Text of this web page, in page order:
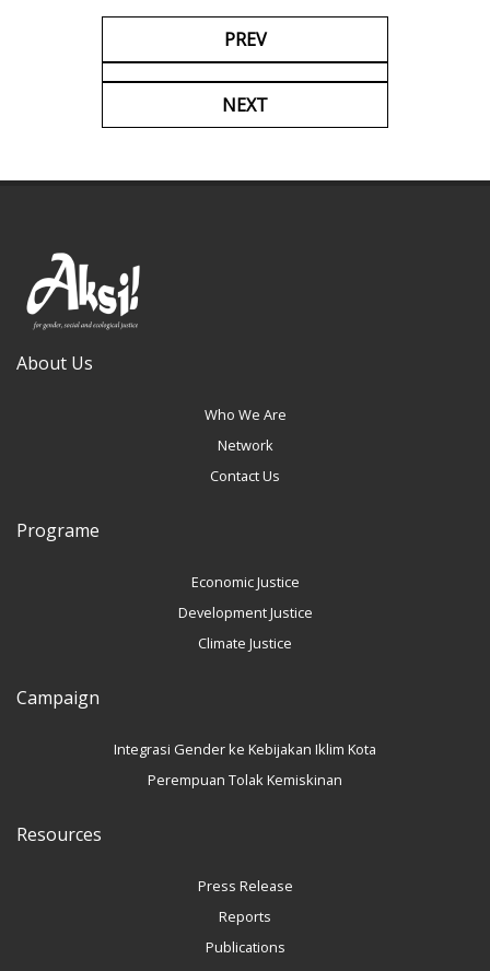
PREV
NEXT
About Us
Who We Are
Network
Contact Us
Programe
Economic Justice
Development Justice
Climate Justice
Campaign
Integrasi Gender ke Kebijakan Iklim Kota
Perempuan Tolak Kemiskinan
Resources
Press Release
Reports
Publications